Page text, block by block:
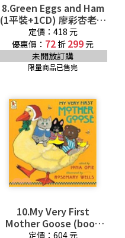
8.Green Eggs and Ham
(1平裝+1CD) 廖彩杏老師
推薦有聲書第4週
定價：418 元
優惠價： 72 折 299元
未開放訂購
限量商品已售完
10.My Very First
Mother Goose (book
定價：604 元